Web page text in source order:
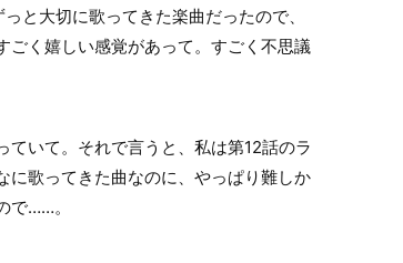
大切に歌ってきた楽曲だったので、
ごく嬉しい感覚があって。すごく不思議
いて。それで言うと、私は第12話のラ
に歌ってきた曲なのに、やっぱり難しか
で……。